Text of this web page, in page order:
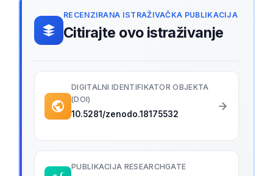
RECENZIRANA ISTRAŽIVAČKA PUBLIKACIJA
Citirajte ovo istraživanje
DIGITALNI IDENTIFIKATOR OBJEKTA
(DOI)
10.5281/zenodo.18175532
PUBLIKACIJA RESEARCHGATE